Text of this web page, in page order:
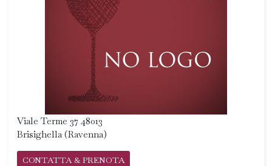
Viale Terme 37 48013
Brisighella (Ravenna)
CONTATTA & PRENOTA